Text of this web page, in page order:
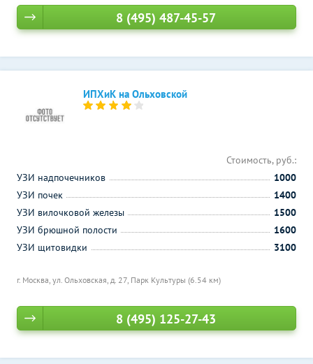
8 (495) 487-45-57
ИПХиК на Ольховской
г. Москва, ул. Ольховская, д. 27, Парк Культуры (6.54 км)
Стоимость, руб.:
УЗИ надпочечников
1000
УЗИ почек
1400
УЗИ вилочковой железы
1500
УЗИ брюшной полости
1600
УЗИ щитовидки
3100
8 (495) 125-27-43